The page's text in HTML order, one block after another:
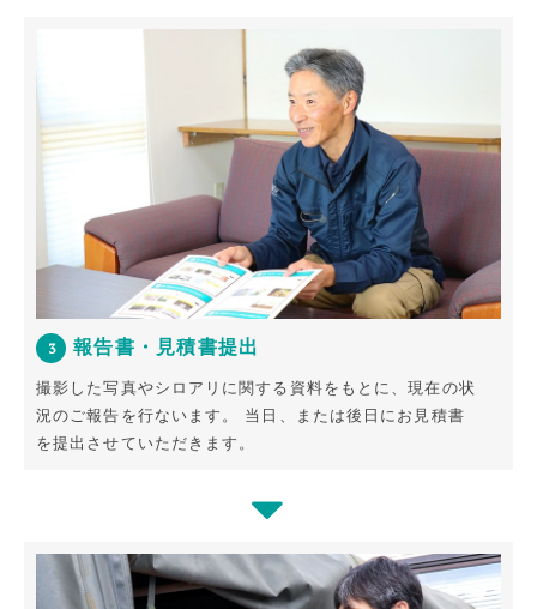
3 報告書・見積書提出
撮影した写真やシロアリに関する資料をもとに、現在の状
況のご報告を行ないます。
当日、または後日にお見積書
を提出させていただきます。